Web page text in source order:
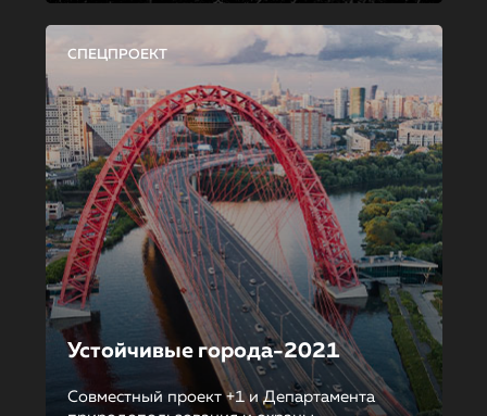
СПЕЦПРОЕКТ
Устойчивые города-2021
Совместный проект +1 и Департамента